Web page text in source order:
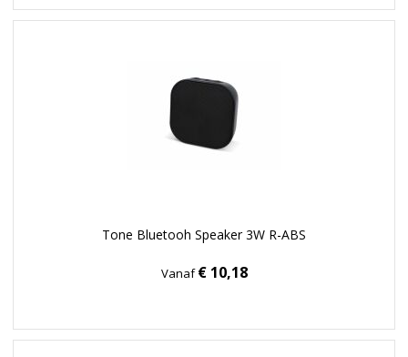
Tone Bluetooh Speaker 3W R-ABS
Vanaf€ 10,18